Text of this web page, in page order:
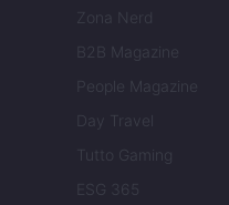
Zona Nerd
B2B Magazine
People Magazine
Day Travel
Tutto Gaming
ESG 365